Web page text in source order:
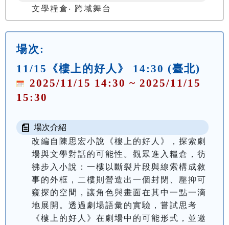
文學糧倉‧ 跨域舞台
場次:
11/15《樓上的好人》 14:30 (臺北)
2025/11/15 14:30 ~ 2025/11/15
15:30
場次介紹
改編自陳思宏小說《樓上的好人》，探索劇
場與文學對話的可能性。觀眾進入糧倉，彷
彿步入小說：一樓以斷裂片段與線索構成敘
事的外框，二樓則營造出一個封閉、壓抑可
窺探的空間，讓角色與畫面在其中一點一滴
地展開。透過劇場語彙的實驗，嘗試思考
《樓上的好人》在劇場中的可能形式，並邀